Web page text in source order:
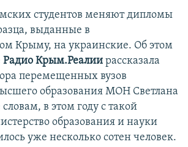
студентов меняют дипломы
выданные в
Крыму, на украинские. Об этом
Радио Крым.Реалии рассказала
перемещенных вузов
образования МОН Светлана
в этом году с такой
образования и науки
уже несколько сотен человек.